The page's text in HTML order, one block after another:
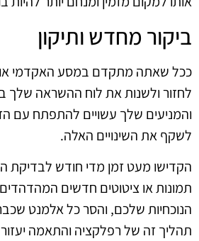
ביקור מחדש ותיקון
ככל שאתה מתקדם במסע האקדמי או
לחזור ולשנות את לוח ההשראה שלך
והמניעים שלך עשויים להתפתח עם
לשקף את השינויים האלה.
הקדישו מעט זמן מדי חודש לבדיקת
תמונות או ציטוטים חדשים
הנוכחיות שלכם, והסר כל אלמנט
תהליך זה של רפלקציה והתאמה